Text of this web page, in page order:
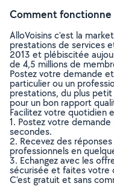
Comment fonctionne
AlloVoisins c’est la
prestations de services
2013 et plébiscitée
de 4,5 millions de
Postez votre demande
particulier ou un
prestations, du plus
pour un bon rapport
Facilitez votre quotidien
1. Postez votre
secondes.
2. Recevez des
professionnels en
3. Echangez avec les
sécurisée et faites votre
C’est gratuit et sans